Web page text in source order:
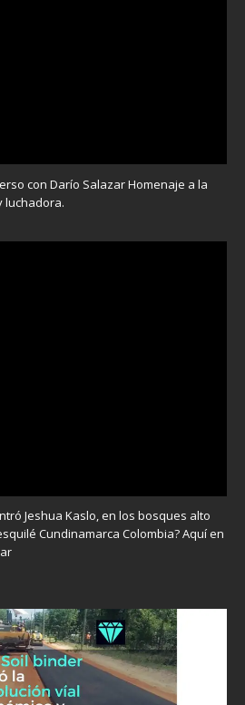
con Darío Salazar Homenaje a la
luchadora.
Jeshua Kaslo, en los bosques alto
Cundinamarca Colombia? Aquí en